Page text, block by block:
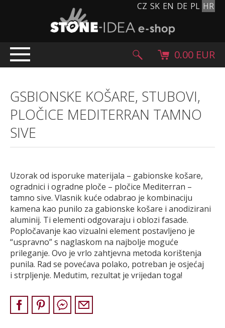
CZ SK EN DE PL HR
PROIZVODI
Kameni tepih
Kameni pločnici i pločice
Oblutci, gromada i granulat
Kameni proizvodi
Kameni blokovi
Creative Floor
Terazzo
NARUDŽBE PO MJERI
O NAMA
NOVI PROIZVODI
SHOWROOM
BLOG
KONTAKTI
0.00 EUR
GSBIONSKE KOŠARE, STUBOVI,
PLOČICE MEDITERRAN TAMNO
SIVE
Uzorak od isporuke materijala – gabionske košare,
ogradnici i ogradne ploče – pločice Mediterran –
tamno sive. Vlasnik kuće odabrao je kombinaciju
kamena kao punilo za gabionske košare i anodizirani
aluminij. Ti elementi odgovaraju i oblozi fasade.
Popločavanje kao vizualni element postavljeno je
“uspravno” s naglaskom na najbolje moguće
prileganje. Ovo je vrlo zahtjevna metoda korištenja
punila. Rad se povećava polako, potreban je osjećaj
i strpljenje. Medutim, rezultat je vrijedan toga!